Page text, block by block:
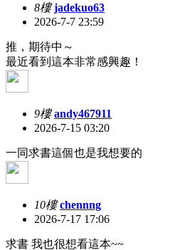
8樓 jadekuo63
2026-7-7 23:59
推，期待中～
最近看到這本非常感興趣！
9樓 andy467911
2026-7-15 03:20
一同求書這個也是我想要的
10樓 chennng
2026-7-17 17:06
求書 我也很想看這本~~